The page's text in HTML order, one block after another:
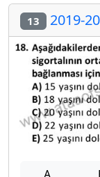
13 2019-